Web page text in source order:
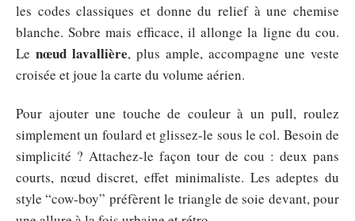
les codes classiques et donne du relief à une chemise
blanche. Sobre mais efficace, il allonge la ligne du cou.
Le nœud lavallière, plus ample, accompagne une veste
croisée et joue la carte du volume aérien.
Pour ajouter une touche de couleur à un pull, roulez
simplement un foulard et glissez-le sous le col. Besoin de
simplicité ? Attachez-le façon tour de cou : deux pans
courts, nœud discret, effet minimaliste. Les adeptes du
style “cow-boy” préfèrent le triangle de soie devant, pour